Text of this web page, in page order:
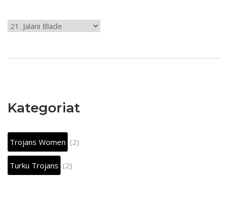
Kategoriat
Trojans Women (2)
Turku Trojans (2)